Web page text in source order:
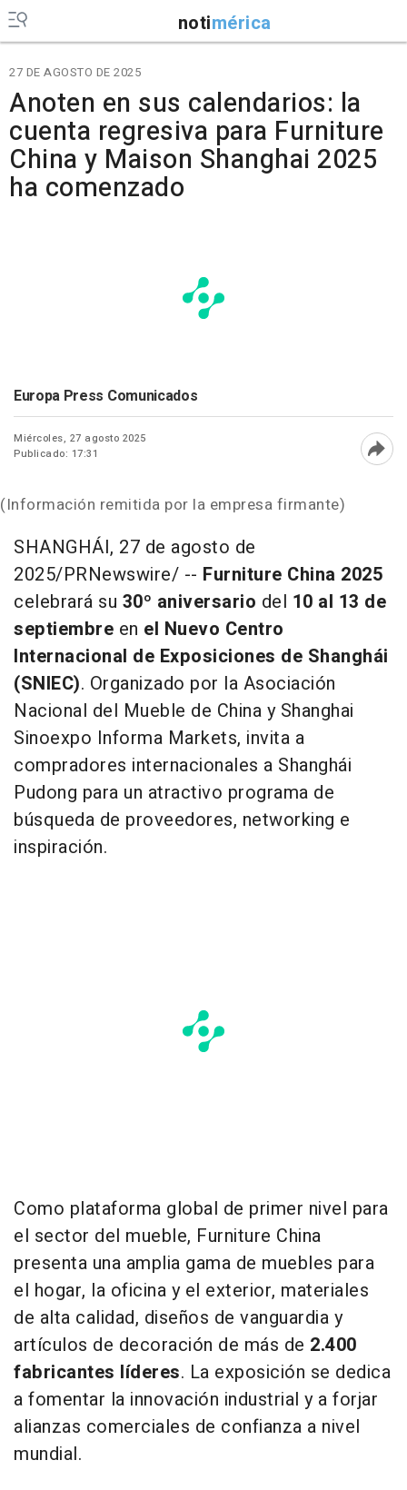
notimérica
27 DE AGOSTO DE 2025
Anoten en sus calendarios: la
cuenta regresiva para Furniture
China y Maison Shanghai 2025
ha comenzado
Europa Press Comunicados
Miércoles, 27 agosto 2025
Publicado: 17:31
(Información remitida por la empresa firmante)
SHANGHÁI, 27 de agosto de
2025/PRNewswire/ -- Furniture China 2025
celebrará su 30º aniversario del 10 al 13 de
septiembre en el Nuevo Centro
Internacional de Exposiciones de Shanghái
(SNIEC). Organizado por la Asociación
Nacional del Mueble de China y Shanghai
Sinoexpo Informa Markets, invita a
compradores internacionales a Shanghái
Pudong para un atractivo programa de
búsqueda de proveedores, networking e
inspiración.
Como plataforma global de primer nivel para
el sector del mueble, Furniture China
presenta una amplia gama de muebles para
el hogar, la oficina y el exterior, materiales
de alta calidad, diseños de vanguardia y
artículos de decoración de más de 2.400
fabricantes líderes. La exposición se dedica
a fomentar la innovación industrial y a forjar
alianzas comerciales de confianza a nivel
mundial.